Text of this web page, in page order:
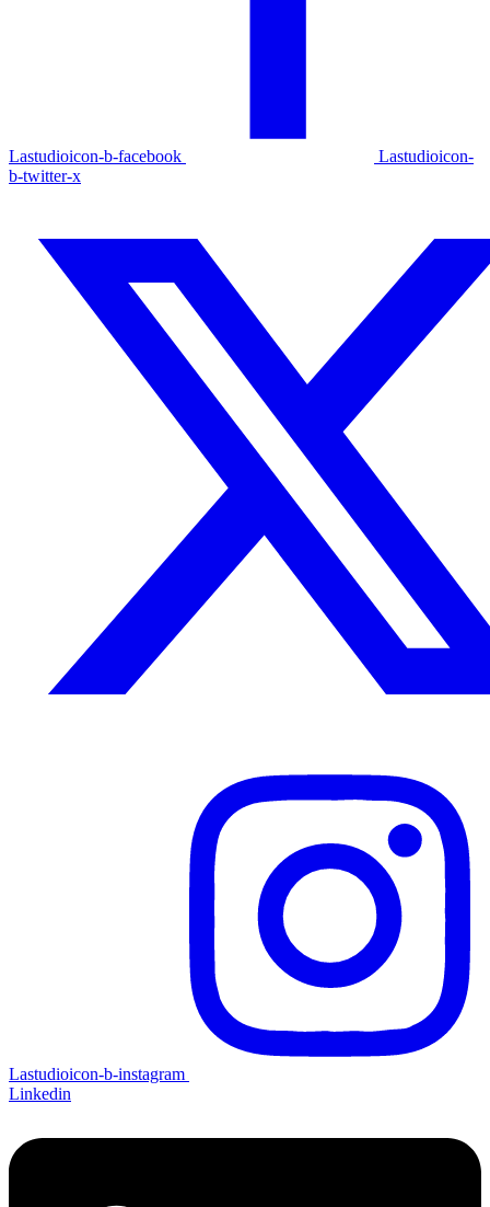
Lastudioicon-b-facebook
Lastudioicon-
b-twitter-x
Lastudioicon-b-instagram
Linkedin